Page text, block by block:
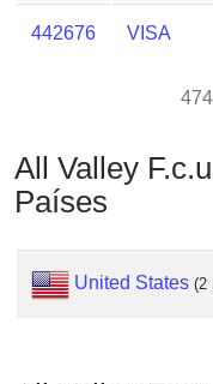
My
IP
Lookup
BIN
Checker
442676 VISA
All Valley
Países
United States (2